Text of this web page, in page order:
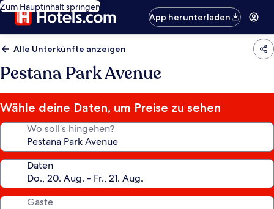
Zum Hauptinhalt springen
App herunterladen
Alle Unterkünfte anzeigen
Pestana Park Avenue
Wähle deine Daten, um Preise zu sehen
Wo soll’s hingehen?
Daten
Gäste